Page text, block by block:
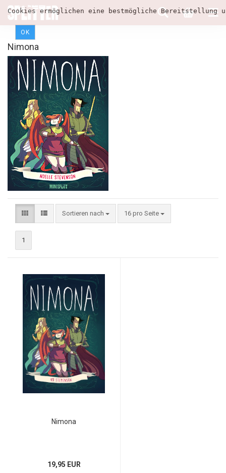
Cookies ermöglichen eine bestmögliche
OK
Nimona
Sortieren nach 16 pro Seite
1
Nimona
19,95 EUR